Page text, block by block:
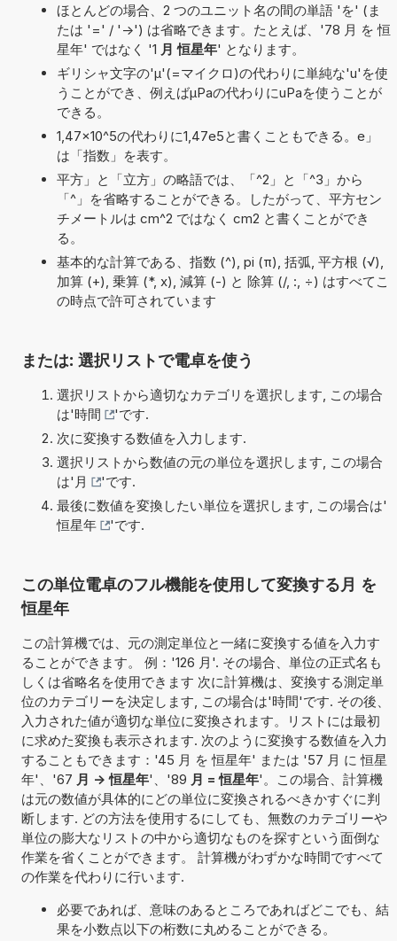
ほとんどの場合、2 つのユニット名の間の単語 'を' (ま
たは '=' / '->') は省略できます。たとえば、'78 月 を 恒
星年' ではなく '1 月 恒星年' となります。
ギリシャ文字の'μ'(=マイクロ)の代わりに単純な'u'を使
うことができ、例えばµPaの代わりにuPaを使うことが
できる。
1,47×10^5の代わりに1,47e5と書くこともできる。e」
は「指数」を表す。
平方」と「立方」の略語では、「^2」と「^3」から
「^」を省略することができる。したがって、平方セン
チメートルは cm^2 ではなく cm2 と書くことができ
る。
基本的な計算である、指数 (^), pi (π), 括弧, 平方根 (√),
加算 (+), 乗算 (*, x), 減算 (-) と 除算 (/, :, ÷) はすべてこ
の時点で許可されています
または: 選択リストで電卓を使う
選択リストから適切なカテゴリを選択します, この場合
は'時間
'です.
次に変換する数値を入力します.
選択リストから数値の元の単位を選択します, この場合
は' 月
'です.
最後に数値を変換したい単位を選択します, この場合は'
恒星年
'です.
この単位電卓のフル機能を使用して変換する月 を
恒星年
この計算機では、元の測定単位と一緒に変換する値を入力す
ることができます。 例：'126 月'. その場合、単位の正式名も
しくは省略名を使用できます 次に計算機は、変換する測定単
位のカテゴリーを決定します, この場合は'時間'です. その後、
入力された値が適切な単位に変換されます。リストには最初
に求めた変換も表示されます. 次のように変換する数値を入力
することもできます：'45 月 を 恒星年' または '57 月 に 恒星
年'、'67 月 -> 恒星年'、'89 月 = 恒星年'。この場合、計算機
は元の数値が具体的にどの単位に変換されるべきかすぐに判
断します. どの方法を使用するにしても、無数のカテゴリーや
単位の膨大なリストの中から適切なものを探すという面倒な
作業を省くことができます。 計算機がわずかな時間ですべて
の作業を代わりに行います.
必要であれば、意味のあるところであればどこでも、結
果を小数点以下の桁数に丸めることができる。